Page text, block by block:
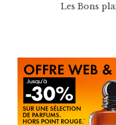
Les Bons